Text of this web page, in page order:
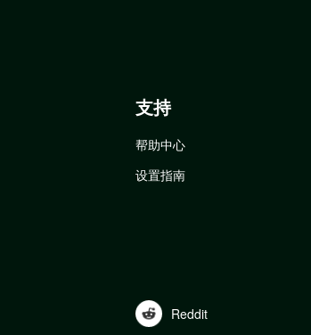
支持
帮助中心
设置指南
Reddit